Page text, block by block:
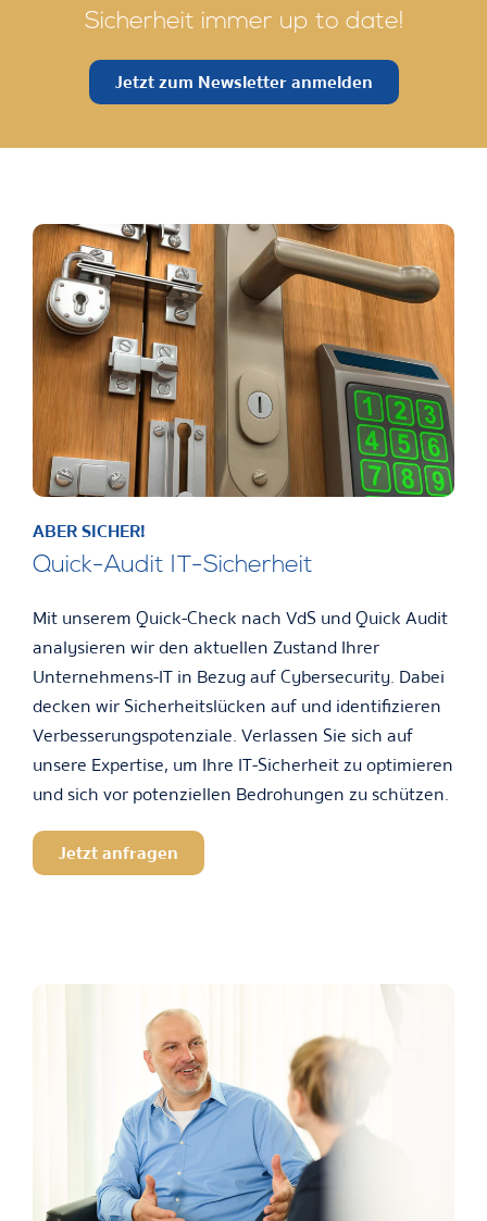
Sicherheit immer up to date!
Jetzt zum Newsletter anmelden
ABER SICHER!
Quick-Audit IT-Sicherheit
Mit unserem Quick-Check nach VdS und Quick Audit
analysieren wir den aktuellen Zustand Ihrer
Unternehmens-IT in Bezug auf Cybersecurity. Dabei
decken wir Sicherheitslücken auf und identifizieren
Verbesserungspotenziale. Verlassen Sie sich auf
unsere Expertise, um Ihre IT-Sicherheit zu optimieren
und sich vor potenziellen Bedrohungen zu schützen.
Jetzt anfragen